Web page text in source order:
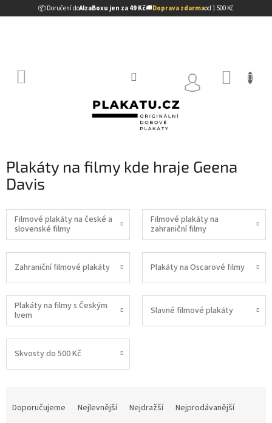
📦 Doručení doAlzaBoxu jen za 49 Kč🚚Doprava zdarmaod 1 500 Kč
na
Plakáty na filmy kde hraje Geena
Davis
Filmové plakáty na české a
slovenské filmy
Filmové plakáty na
zahraniční filmy
Zahraniční filmové plakáty Plakáty na Oscarové filmy
Plakáty na filmy s Českým
lvem
Slavné filmové plakáty
Skvosty do 500 Kč
Doporučujeme Nejlevnější Nejdražší
Nejprodávanější